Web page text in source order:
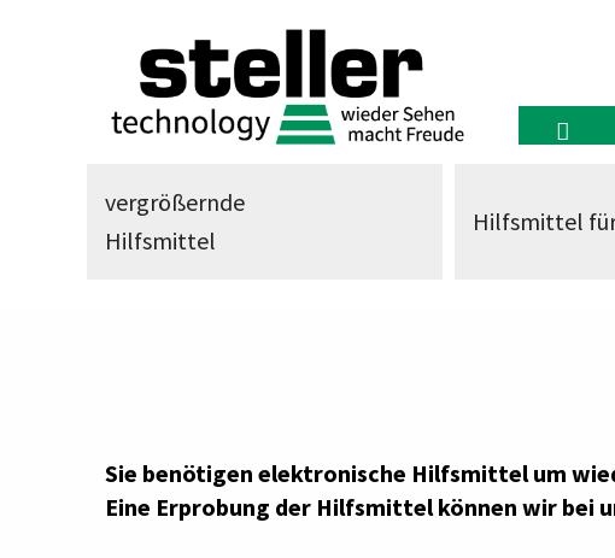
vergrößernde
Hilfsmittel
Hilfsmittel
Sie benötigen elektronische Hilfsmittel um
Eine Erprobung der Hilfsmittel können wir bei